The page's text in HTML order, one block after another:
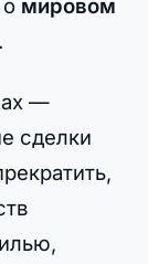
мировом
—
сделки